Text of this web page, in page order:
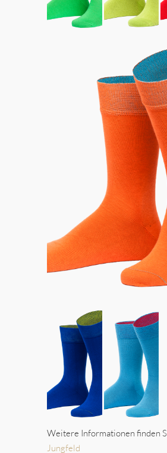
Weitere Informationen finden
Jungfeld